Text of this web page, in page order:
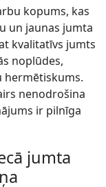
kopums, kas
un jaunas jumta
kvalitatīvs jumts
noplūdes,
hermētiskums.
nenodrošina
ir pilnīga
jumta